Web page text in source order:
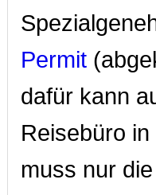
Permit
dafür kann
Reisebüro
muss nur